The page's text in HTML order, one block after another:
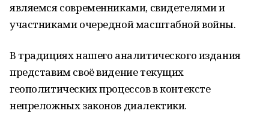
являемся современниками, свидетелями и
участниками очередной масштабной войны.
В традициях нашего аналитического издания
представим своё видение текущих
геополитических процессов в контексте
непреложных законов диалектики.